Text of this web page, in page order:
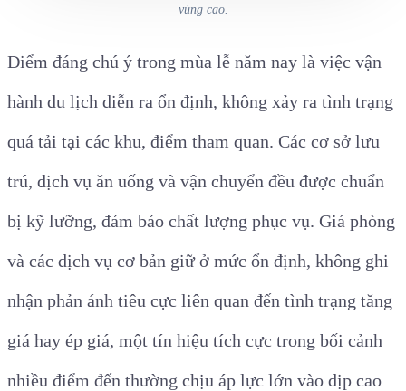
vùng cao.
Điểm đáng chú ý trong mùa lễ năm nay là việc vận
hành du lịch diễn ra ổn định, không xảy ra tình trạng
quá tải tại các khu, điểm tham quan. Các cơ sở lưu
trú, dịch vụ ăn uống và vận chuyển đều được chuẩn
bị kỹ lưỡng, đảm bảo chất lượng phục vụ. Giá phòng
và các dịch vụ cơ bản giữ ở mức ổn định, không ghi
nhận phản ánh tiêu cực liên quan đến tình trạng tăng
giá hay ép giá, một tín hiệu tích cực trong bối cảnh
nhiều điểm đến thường chịu áp lực lớn vào dịp cao